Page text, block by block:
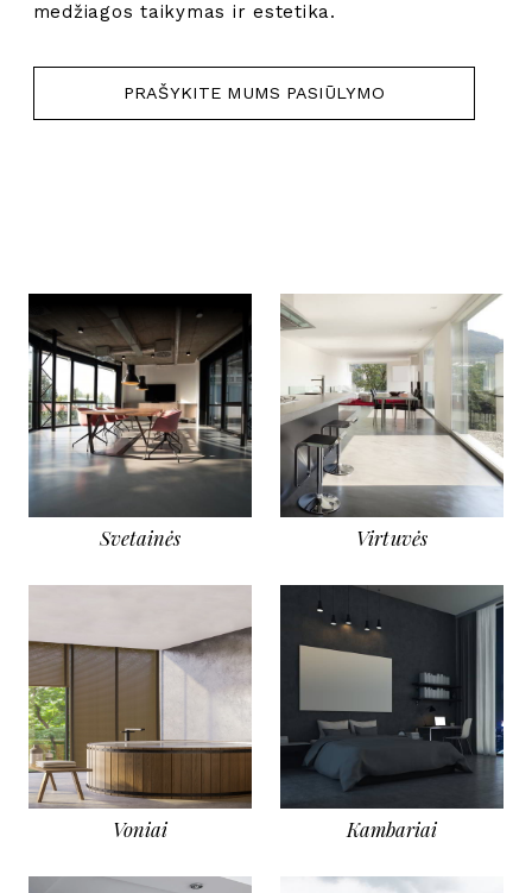
medžiagos taikymas ir estetika.
PRAŠYKITE MUMS PASIŪLYMO
Svetainės Virtuvės
Voniai Kambariai